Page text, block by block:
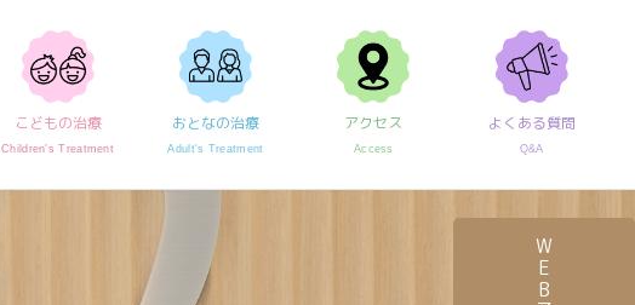
こどもの治療
Children's Treatment
おとなの治療
Adult's Treatment
アクセス
Access
よくある質問
Q&A